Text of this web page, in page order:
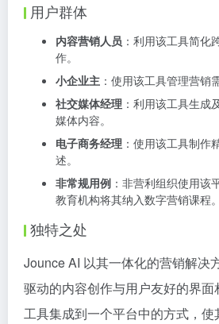
用户群体
内容营销人员 ：利用该工具简化
作。
小企业主 ：使用该工具管理营销
社交媒体经理 ：利用该工具生成
媒体内容。
电子商务经理 ：使用该工具制作
述。
非常规用例 ：非营利组织使用该
教育机构将其纳入数字营销课程。
独特之处
Jounce AI 以其一体化的营销解决
驱动的内容创作与用户友好的界
工具集成到一个平台中的方式，